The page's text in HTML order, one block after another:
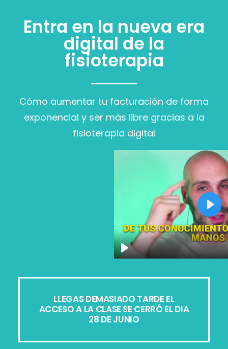
Entra en la nueva era
digital de la
fisioterapia
Cómo aumentar tu facturación de forma
exponencial y ser más libre gracias a la
fisioterapia digital
LLEGAS DEMASIADO TARDE EL
ACCESO A LA CLASE SE CERRÓ EL DIA
28 DE JUNIO